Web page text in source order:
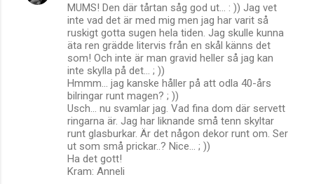
MUMS! Den där tårtan såg god ut... : )) Jag vet
inte vad det är med mig men jag har varit så
ruskigt gotta sugen hela tiden. Jag skulle kunna
äta ren grädde litervis från en skål känns det
som! Och inte är man gravid heller så jag kan
inte skylla på det... ; ))
Hmmm... jag kanske håller på att odla 40-års
bilringar runt magen? ; ))
Usch... nu svamlar jag. Vad fina dom där servett
ringarna är. Jag har liknande små tenn skyltar
runt glasburkar. Är det någon dekor runt om. Ser
ut som små prickar..? Nice... ; ))
Ha det gott!
Kram: Anneli